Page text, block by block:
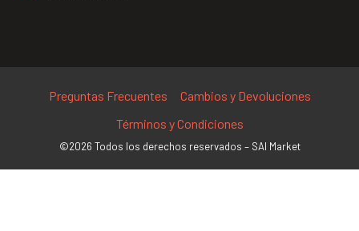
Preguntas Frecuentes
Cambios y Devoluciones
Términos y Condiciones
©2026 Todos los derechos reservados – SAI Market